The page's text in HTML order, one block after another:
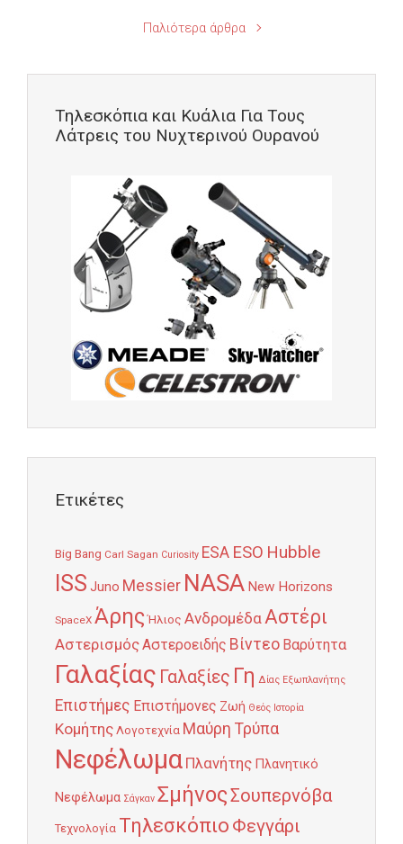
Παλιότερα άρθρα
Τηλεσκόπια και Κυάλια Για Τους
Λάτρεις του Νυχτερινού Ουρανού
Ετικέτες
Big Bang Carl Sagan Curiosity ESA ESO Hubble
ISS Juno Messier NASA New Horizons
SpaceX Άρης Ήλιος Ανδρομέδα Αστέρι
ΑστερισμόςΑστεροειδής Βίντεο Βαρύτητα
Γαλαξίας Γαλαξίες Γη Δίας Εξωπλανήτης
Επιστήμες Επιστήμονες Ζωή Θεός Ιστορία
Κομήτης Λογοτεχνία Μαύρη Τρύπα
Νεφέλωμα Πλανήτης Πλανητικό
Νεφέλωμα Σάγκαν ΣμήνοςΣουπερνόβα
Τεχνολογία Τηλεσκόπιο Φεγγάρι